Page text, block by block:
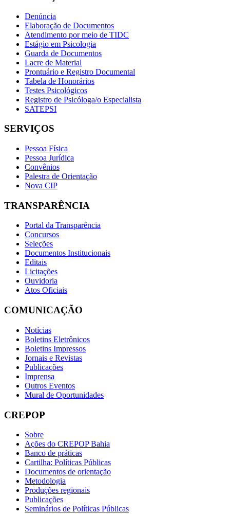
Denúncia
Elaboração de Documentos
Atendimento por meio de TIDC
Estágio em Psicologia
Guarda de Documentos
Lacre de Material
Prontuário e Registro Documental
Tabela de Honorários
Testes Psicológicos
Registro de Psicóloga/o Especialista
SATEPSI
SERVIÇOS
Pessoa Física
Pessoa Jurídica
Convênios
Palestra de Orientação
Nova CIP
TRANSPARÊNCIA
Portal da Transparência
Concursos
Seleções
Documentos Institucionais
Editais
Licitações
Ouvidoria
Atos Oficiais
COMUNICAÇÃO
Notícias
Boletins Eletrônicos
Boletins Impressos
Jornais e Revistas
Publicações
Imprensa
Outros Eventos
Mural de Oportunidades
CREPOP
Sobre
Ações do CREPOP Bahia
Banco de práticas
Cartilha: Políticas Públicas
Documentos de orientação
Metodologia
Produções regionais
Publicações
Seminários de Políticas Públicas